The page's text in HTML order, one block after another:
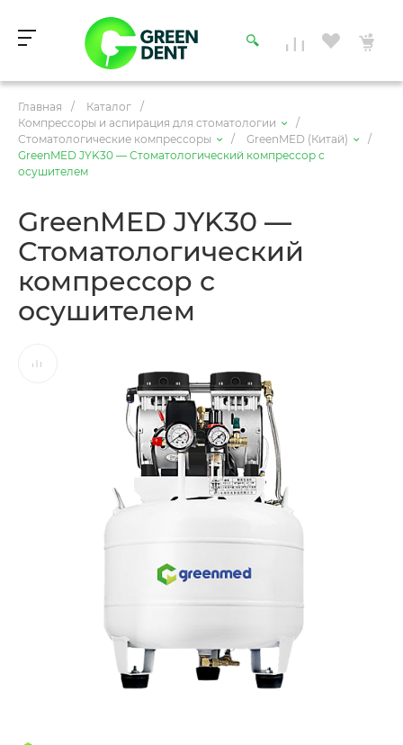
Главная / Каталог
/
Компрессоры и аспирация для стоматологии
/
Стоматологические компрессоры
/ GreenMED (Китай)
/
GreenMED JYK30 — Стоматологический компрессор с
осушителем
GreenMED JYK30 —
Стоматологический
компрессор с
осушителем